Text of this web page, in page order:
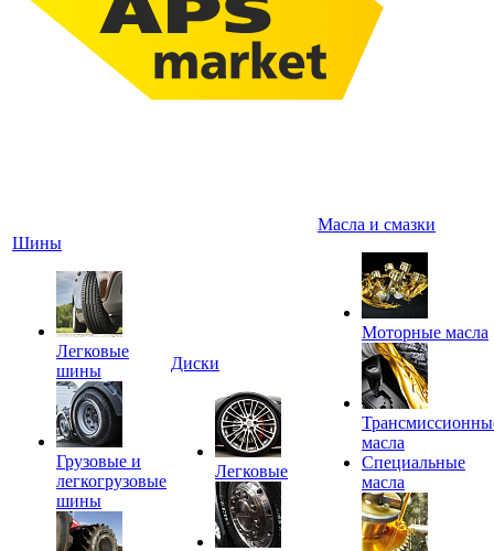
Шины
Легковые
шины
Грузовые и
легкогрузовые
шины
Диски
Легковые
Масла и смазки
Моторные масла
масла
Специальные
масла